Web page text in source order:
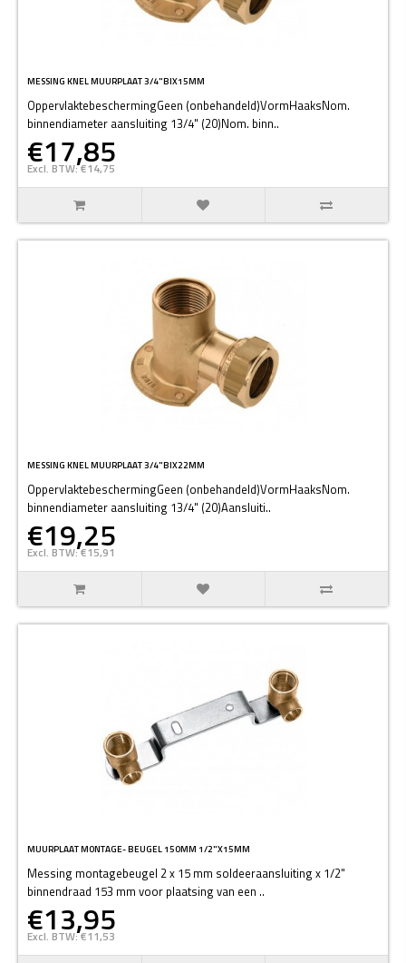
MESSING KNEL MUURPLAAT 3/4"BIX15MM
OppervlaktebeschermingGeen (onbehandeld)VormHaaksNom.
binnendiameter aansluiting 13/4" (20)Nom. binn..
€17,85
Excl. BTW: €14,75
MESSING KNEL MUURPLAAT 3/4"BIX22MM
OppervlaktebeschermingGeen (onbehandeld)VormHaaksNom.
binnendiameter aansluiting 13/4" (20)Aansluiti..
€19,25
Excl. BTW: €15,91
MUURPLAAT MONTAGE- BEUGEL 150MM 1/2"X15MM
Messing montagebeugel 2 x 15 mm soldeeraansluiting x 1/2"
binnendraad 153 mm voor plaatsing van een ..
€13,95
Excl. BTW: €11,53